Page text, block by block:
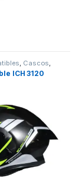
se
tiene múltiples
Cascos
ICH 3120